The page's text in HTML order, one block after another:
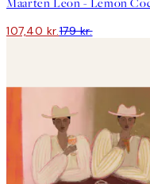
107,40 kr.179 kr.